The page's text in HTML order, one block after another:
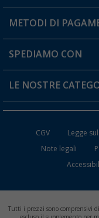
Il mio Account
Carta fedeltà Berger
Informazioni sulla
Resi
FAQ e Contatti
METODI DI
SPEDIAMO CON
LE NOSTRE
Mobili per il Campeggio
Frigo Portatili
CGV Legge
Note legali
Tutti i prezzi sono comprensivi